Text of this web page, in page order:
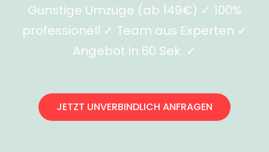
Günstige Umzüge (ab 149€) ✓ 100%
professionell ✓ Team aus Experten ✓
Angebot in 60 Sek. ✓
JETZT UNVERBINDLICH ANFRAGEN